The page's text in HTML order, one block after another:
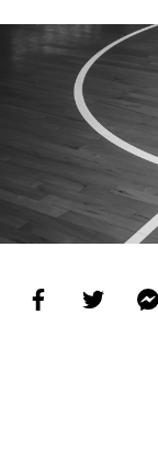
ÁREA
PROJETOS
LIGA
LIGA